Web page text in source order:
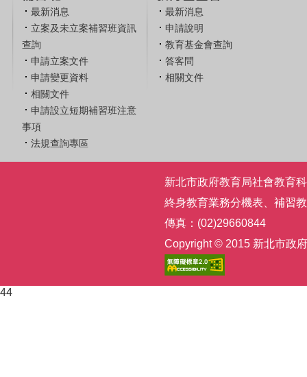
最新消息
立案及未立案補習班資訊
查詢
申請立案文件
申請變更資料
相關文件
申請設立短期補習班注意
事項
法規查詢專區
最新消息
申請說明
教育基金會查詢
答客問
相關文件
新北市政府教育局社會教育
終身教育業務分機表
補習
傳真：(02)29660844
Copyright © 2015 新北市政
44